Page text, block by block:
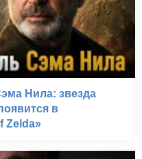
Нила: звезда
в
Zelda»